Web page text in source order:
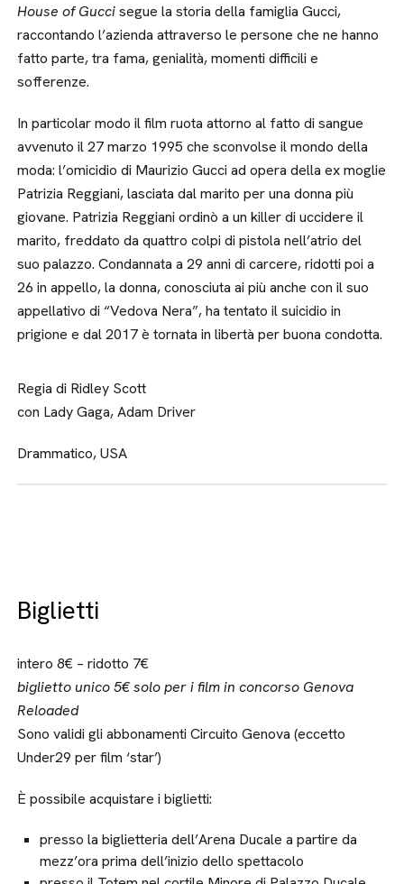
House of Guccisegue la storia della famiglia Gucci,
raccontando l’azienda attraverso le persone che ne hanno
fatto parte, tra fama, genialità, momenti difficili e
sofferenze.
In particolar modo il film ruota attorno al fatto di sangue
avvenuto il 27 marzo 1995 che sconvolse il mondo della
moda: l’omicidio di Maurizio Gucci ad opera della ex moglie
Patrizia Reggiani, lasciata dal marito per una donna più
giovane. Patrizia Reggiani ordinò a un killer di uccidere il
marito, freddato da quattro colpi di pistola nell’atrio del
suo palazzo. Condannata a 29 anni di carcere, ridotti poi a
26 in appello, la donna, conosciuta ai più anche con il suo
appellativo di “Vedova Nera”, ha tentato il suicidio in
prigione e dal 2017 è tornata in libertà per buona condotta.
Regia di Ridley Scott
con Lady Gaga, Adam Driver
Drammatico, USA
Biglietti
intero 8€ – ridotto 7€
biglietto unico 5€ solo per i film in concorso Genova
Reloaded
Sono validi gli abbonamenti Circuito Genova (eccetto
Under29 per film ‘star’)
È possibile acquistare i biglietti:
presso la biglietteria dell’Arena Ducale a partire da
mezz’ora prima dell’inizio dello spettacolo